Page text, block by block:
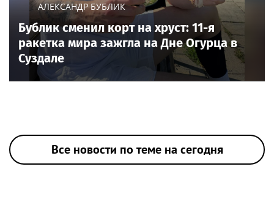
АЛЕКСАНДР БУБЛИК
Бублик сменил корт на хруст: 11-я
ракетка мира зажгла на Дне Огурца в
Суздале
Все новости по теме на сегодня